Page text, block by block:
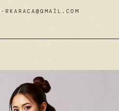
· RKARACA@GMAIL.COM